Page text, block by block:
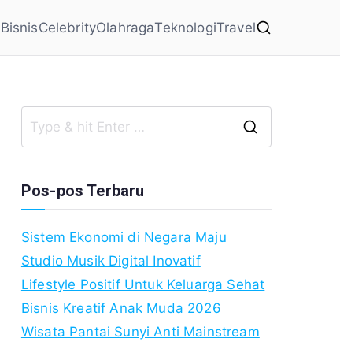
BisnisCelebrityOlahragaTeknologiTravel
Pos-pos Terbaru
Sistem Ekonomi di Negara Maju
Studio Musik Digital Inovatif
Lifestyle Positif Untuk Keluarga Sehat
Bisnis Kreatif Anak Muda 2026
Wisata Pantai Sunyi Anti Mainstream